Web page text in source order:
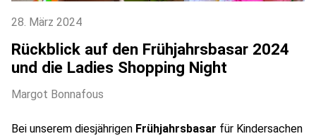
28. März 2024
Rückblick auf den Frühjahrsbasar 2024
und die Ladies Shopping Night
Margot Bonnafous
Bei unserem diesjährigen Frühjahrsbasar für Kindersachen